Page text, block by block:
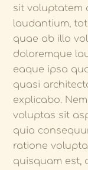
sit voluptatem
laudantium,
quae ab illo
doloremque
eaque ipsa
quasi
explicabo.
voluptas sit
quia
ratione
quisquam est,